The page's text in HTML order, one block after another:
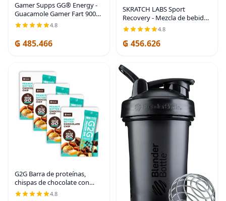
Gamer Supps GG® Energy -
Guacamole Gamer Fart 9000
por TheRussianBadger (100
porciones) – Mezcla
energética gaming y
nootrópica apta para keto,
4.8
₲ 485.466
SKRATCH LABS Sport
Recovery - Mezcla de bebida
con chocolate, (paquete de
10 porciones individuales)
con proteína de leche
4.8
₲ 456.626
G2G Barra de proteínas,
chispas de chocolate con
mantequilla de maní, comida
4.8